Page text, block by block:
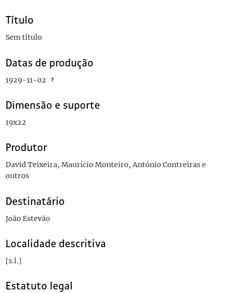
Título
Sem título
Datas de produção
1929-11-02
Dimensão e suporte
19x22
Produtor
David Teixeira, Maurício Monteiro, António Contreiras e
outros
Destinatário
João Estevão
Localidade descritiva
[s.l.]
Estatuto legal